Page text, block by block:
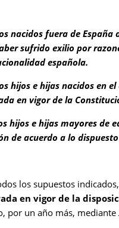
nacidos fuera de
sufrido exilio por
española.
hijos e hijas nacidos en
en vigor de la
hijos e hijas mayores de
de acuerdo a lo
los supuestos
en vigor de la
por un año más,